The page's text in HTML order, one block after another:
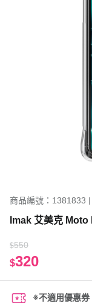
商品編號：1381833
Imak 艾美克
$550
$320
※不適用優惠券